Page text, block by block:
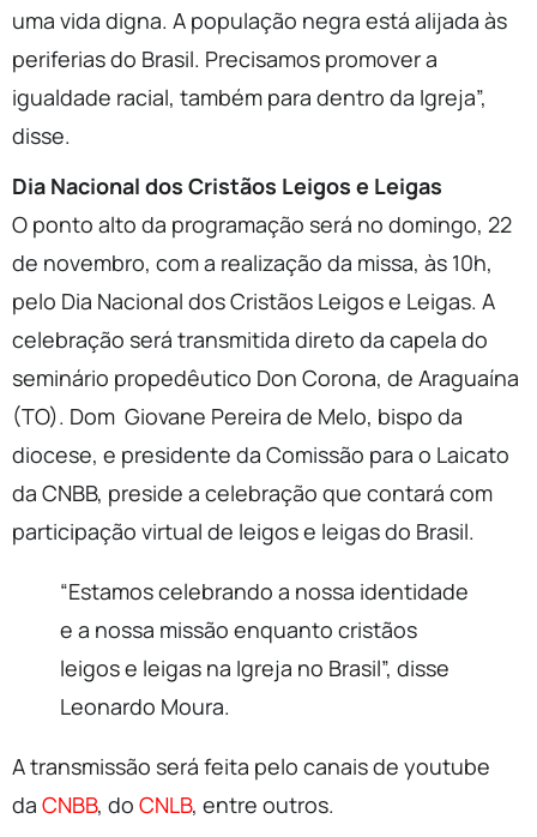
uma vida digna. A população negra está alijada às
periferias do Brasil. Precisamos promover a
igualdade racial, também para dentro da Igreja”,
disse.
Dia Nacional dos Cristãos Leigos e Leigas
O ponto alto da programação será no domingo, 22
de novembro, com a realização da missa, às 10h,
pelo Dia Nacional dos Cristãos Leigos e Leigas. A
celebração será transmitida direto da capela do
seminário propedêutico Don Corona, de Araguaína
(TO). Dom Giovane Pereira de Melo, bispo da
diocese, e presidente da Comissão para o Laicato
da CNBB, preside a celebração que contará com
participação virtual de leigos e leigas do Brasil.
“Estamos celebrando a nossa identidade
e a nossa missão enquanto cristãos
leigos e leigas na Igreja no Brasil”, disse
Leonardo Moura.
A transmissão será feita pelo canais de youtube
da CNBB, do CNLB, entre outros.